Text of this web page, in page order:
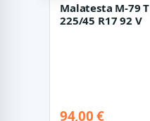
Malatesta M-79 T
225/45 R17 92 V
94,00 €